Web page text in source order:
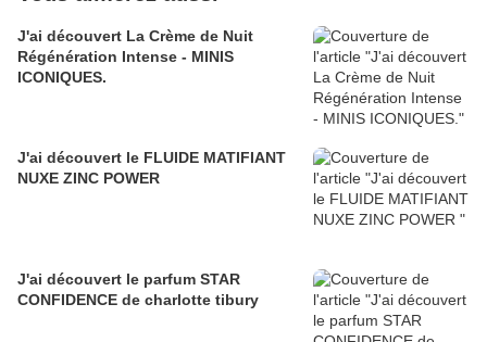
J'ai découvert La Crème de Nuit
Régénération Intense - MINIS
ICONIQUES.
J'ai découvert le FLUIDE MATIFIANT
NUXE ZINC POWER
J'ai découvert le parfum STAR
CONFIDENCE de charlotte tibury